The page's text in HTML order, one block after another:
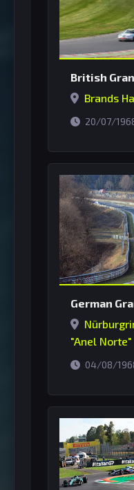
British
Brands
20/07/
German
"Anel Norte"
04/08/